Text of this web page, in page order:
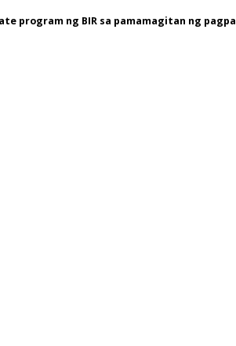
program ng BIR sa pamamagitan ng